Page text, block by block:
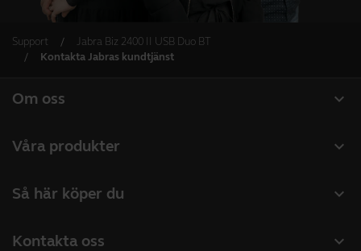
Support
Jabra Biz 2400 II USB Duo BT
Kontakta Jabras kundtjänst
expand_more
Om oss
Hållbarhet
expand_more
Våra produkter
Konferenskameror
expand_more
Så här köper du
expand_more
Kontakta oss